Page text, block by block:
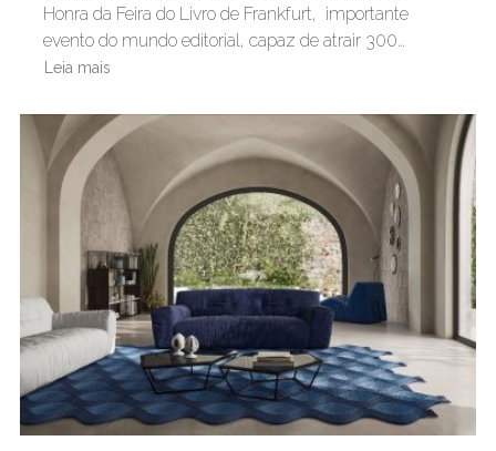
Honra da Feira do Livro de Frankfurt, importante
evento do mundo editorial, capaz de atrair 300…
Leia mais